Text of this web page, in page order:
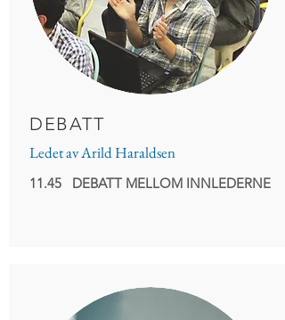
DEBATT
Ledet av Arild Haraldsen
11.45 DEBATT MELLOM INNLEDERNE